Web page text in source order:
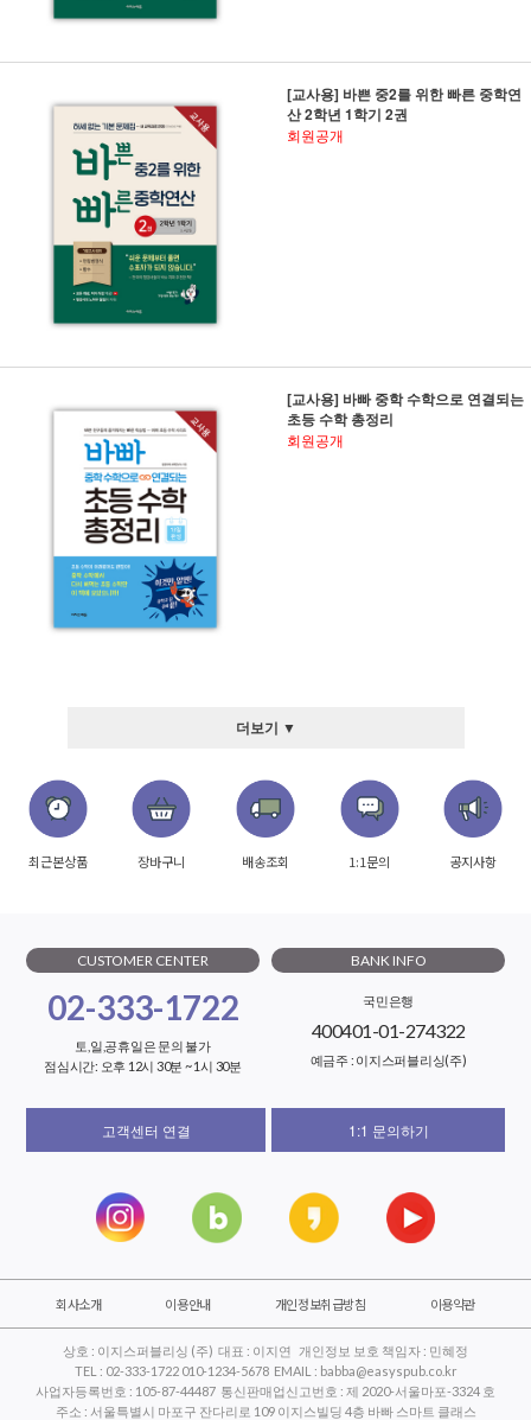
[교사용] 바쁜 중2를 위한 빠른 중학연
산 2학년 1학기 2권
회원공개
[교사용] 바빠 중학 수학으로 연결되는
초등 수학 총정리
회원공개
더보기 ▼
최근본상품 장바구니 배송조회 1:1문의 공지사항
CUSTOMER CENTER
02-333-1722
토,일,공휴일은 문의 불가
점심시간: 오후 12시 30분 ~ 1시 30분
BANK INFO
국민은행
400401-01-274322
예금주 : 이지스퍼블리싱(주)
고객센터 연결 1:1 문의하기
회사소개 이용안내 개인정보취급방침 이용약관
상호 : 이지스퍼블리싱 (주) 대표 : 이지연 개인정보 보호 책임자 : 민혜정
TEL : 02-333-1722 010-1234-5678 EMAIL : babba@easyspub.co.kr
사업자등록번호 : 105-87-44487 통신판매업신고번호 : 제 2020-서울마포-3324 호
주소 : 서울특별시 마포구 잔다리로 109 이지스빌딩 4층 바빠 스마트 클래스